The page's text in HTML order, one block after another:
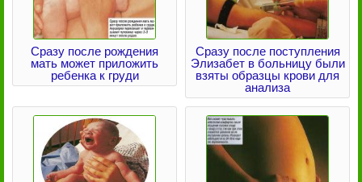
Сразу после рождения
мать может приложить
ребенка к груди
Сразу после поступления
Элизабет в больницу были
взяты образцы крови для
анализа